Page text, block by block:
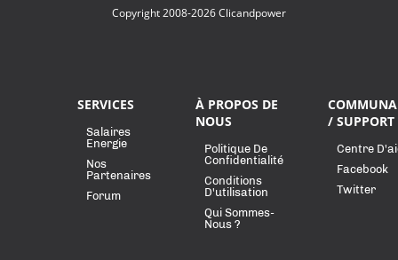
Copyright 2008-2026 Clicandpower
SERVICES
Salaires
Energie
Nos
Partenaires
Forum
À PROPOS DE
NOUS
Politique De
Confidentialité
Conditions
D'utilisation
Qui Sommes-
Nous ?
/ SUPPORT
Centre
Facebook
Twitter